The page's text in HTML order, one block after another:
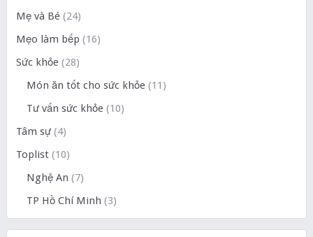
Mẹ và Bé(24)
Mẹo làm bếp (16)
Sức khỏe(28)
Món ăn tốt cho sức khỏe(11)
Tư vấn sức khỏe(10)
Tâm sự(4)
Toplist(10)
Nghệ An (7)
TP Hồ Chí Minh (3)